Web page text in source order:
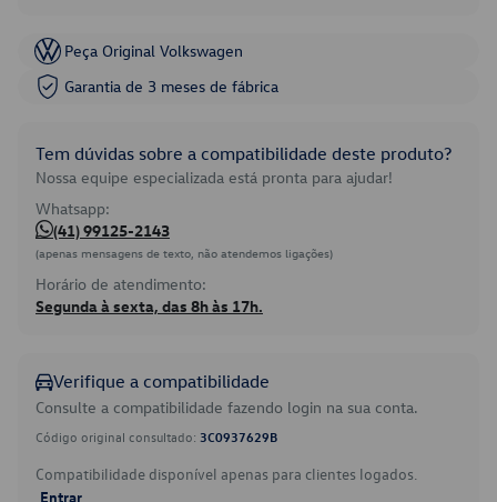
Peça Original Volkswagen
Garantia de 3 meses de fábrica
Tem dúvidas sobre a compatibilidade deste produto?
Nossa equipe especializada está pronta para ajudar!
Whatsapp:
(41) 99125-2143
(apenas mensagens de texto, não atendemos ligações)
Horário de atendimento:
Segunda à sexta, das 8h às 17h.
Verifique a compatibilidade
Consulte a compatibilidade fazendo login na sua conta.
Código original consultado: 3C0937629B
Compatibilidade disponível apenas para clientes logados.
Entrar